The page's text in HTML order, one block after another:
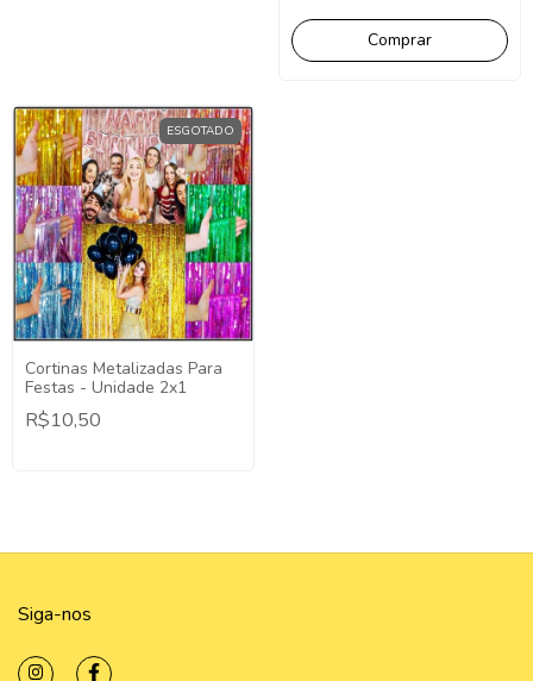
ESGOTADO
Cortinas Metalizadas Para
Festas - Unidade 2x1
R$10,50
Siga-nos